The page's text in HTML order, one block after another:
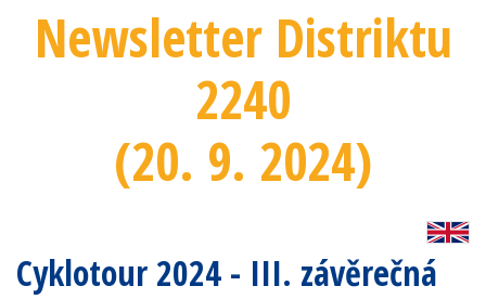
Newsletter Distriktu
2240
(20. 9. 2024)
Cyklotour 2024 - III. závěrečná